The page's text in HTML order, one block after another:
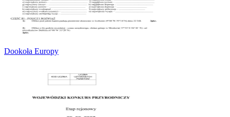
Dookoła Europy